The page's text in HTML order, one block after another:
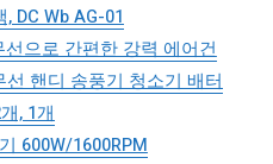
, DC Wb AG-01
으로 간편한 강력 에어건
선 핸디 송풍기 청소기 배터
, 1개
600W/1600RPM